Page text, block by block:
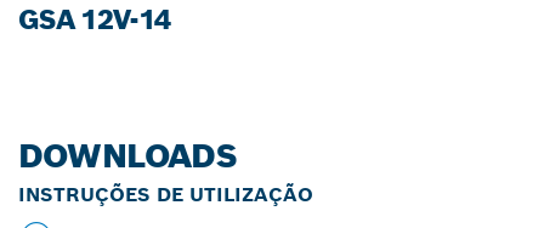
GSA 12V-14
DOWNLOADS
INSTRUÇÕES DE UTILIZAÇÃO